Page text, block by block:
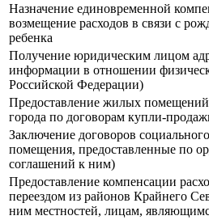
Назначение единовременной
возмещение расходов в связи с
ребенка
Получение юридическим лицом
информации в отношении
Российской Федерации)
Предоставление жилых
города по договорам купли-
Заключение договоров
помещения, предоставленные по
соглашений к ним)
Предоставление компенсации
переездом из районов Крайнего
ним местностей, лицам,